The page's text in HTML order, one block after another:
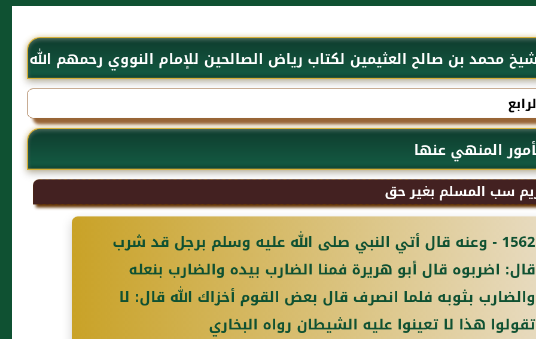
محمد بن صالح العثيمين لكتاب رياض الصالحين للإمام النووي رحمهم الله
المنهي عنها
سب المسلم بغير حق
1562 - وعنه قال أتي النبي صلى الله عليه وسلم برجل قد شرب
قال: اضربوه قال أبو هريرة فمنا الضارب بيده والضارب بنعله
والضارب بثوبه فلما انصرف قال بعض القوم أخزاك الله قال: لا
تقولوا هذا لا تعينوا عليه الشيطان رواه البخاري